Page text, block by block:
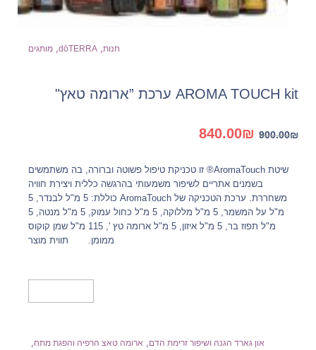
חנות,
dōTERRA
, מותגים
AROMA TOUCH kit ערכת ”ארומה טאץ"
900.00₪
המחיר
900.00₪.
840.00₪
840.00₪.
שיטת AromaTouch® זו טכניקת טיפול פשוטה וברורה, בה משתמשים
בשמנים אתריים לשיפור משמעותי בהרגשה כללית ויצירת חוויה
משחררת. ערכת הטכניקה של AromaTouch כוללת: 5 מ"ל לבנדר, 5
מ"ל על המשמר, 5 מ"ל מללוקה, 5 מ"ל כחול עמוק, 5 מ"ל מנטה, 5
מ"ל תפוז בר, 5 מ"ל איזון, 5 מ"ל ארומה טץ ', 115 מ"ל שמן קוקוס
ממומן. תווית מוצר
און גארד הגנה ושיפור זרימת הדם, ארומה טאצ הרפיה והפגת מתח,